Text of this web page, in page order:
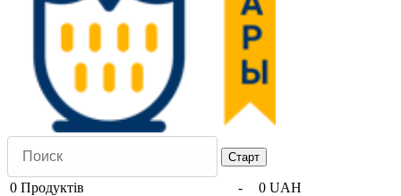
0 Продуктів -
0 UAH